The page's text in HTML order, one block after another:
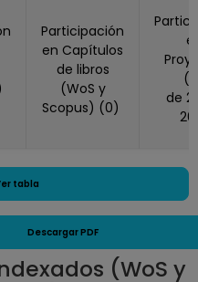
Suiza (2014)
SCIENCE,
(1997)
AND CROP
(2022)
BOTANY,
PHYSIOLOGY,
Estados Unidos
2019, 2022, 2024)
Participación
en Capítulos
de libros
(WoS y
Scopus) (0)
de 2017 a
tabla
Descargar PDF
(WoS y